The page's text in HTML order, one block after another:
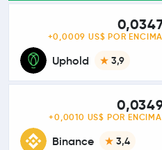
Uphold 3,9
+0,0009 US$ POR
Binance 3,4
+0,0010 US$ POR ENCIMA